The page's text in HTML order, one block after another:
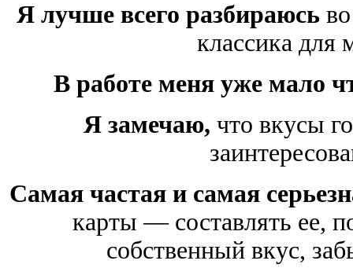
Я лучше всего разбираюсь
классика для
В работе меня уже мало
Я замечаю, что вкусы
Самая частая и самая
карты — составлять ее,
собственный вкус,